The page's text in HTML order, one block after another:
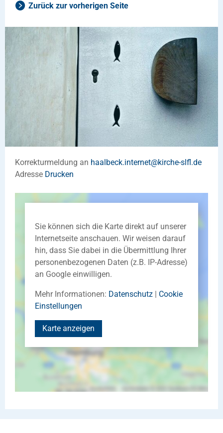
Zurück zur vorherigen Seite
Korrekturmeldung an haalbeck.internet@kirche-slfl.de
Adresse Drucken
Sie können sich die Karte direkt auf unserer
Internetseite anschauen. Wir weisen darauf
hin, dass Sie dabei in die Übermittlung Ihrer
personenbezogenen Daten (z.B. IP-Adresse)
an Google einwilligen.
Mehr Informationen: Datenschutz | Cookie
Einstellungen
Karte anzeigen